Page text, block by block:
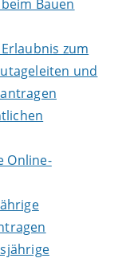
Bauen
zum
und
Online-